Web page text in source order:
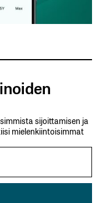
sijoittamisen ja
mielenkiintoisimmat